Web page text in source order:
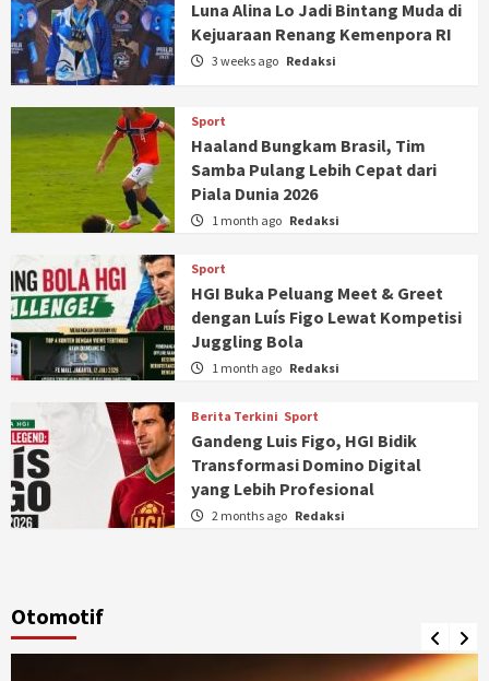
Luna Alina Lo Jadi Bintang Muda di
Kejuaraan Renang Kemenpora RI
3 weeks ago Redaksi
Sport
Haaland Bungkam Brasil, Tim
Samba Pulang Lebih Cepat dari
Piala Dunia 2026
1 month ago Redaksi
Sport
HGI Buka Peluang Meet & Greet
dengan Luís Figo Lewat Kompetisi
Juggling Bola
1 month ago Redaksi
Berita Terkini Sport
Gandeng Luis Figo, HGI Bidik
Transformasi Domino Digital
yang Lebih Profesional
2 months ago Redaksi
Otomotif